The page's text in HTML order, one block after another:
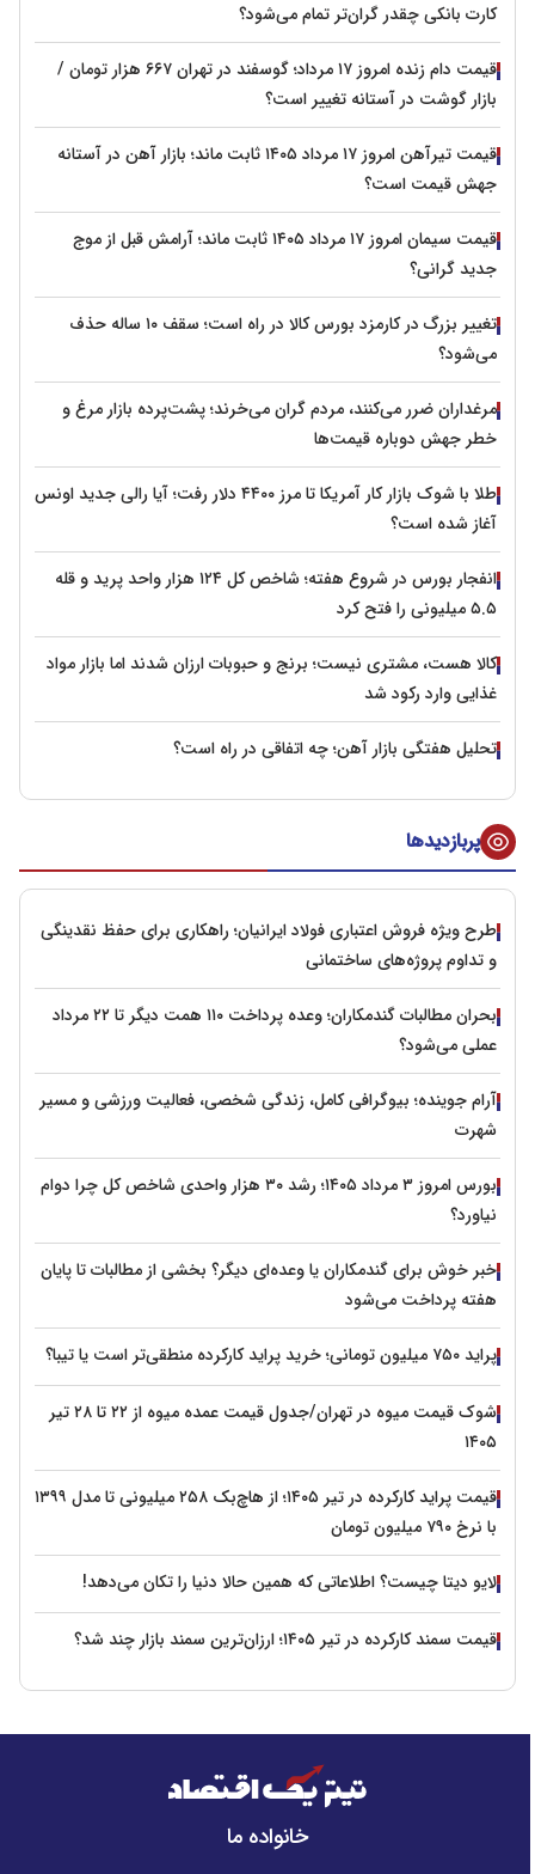
کارت بانکی چقدر گران‌تر تمام می‌شود؟
قیمت دام زنده امروز ۱۷ مرداد؛ گوسفند در تهران ۶۶۷ هزار تومان /
بازار گوشت در آستانه تغییر است؟
قیمت تیرآهن امروز ۱۷ مرداد ۱۴۰۵ ثابت ماند؛ بازار آهن در آستانه
جهش قیمت است؟
قیمت سیمان امروز ۱۷ مرداد ۱۴۰۵ ثابت ماند؛ آرامش قبل از موج
جدید گرانی؟
تغییر بزرگ در کارمزد بورس کالا در راه است؛ سقف ۱۰ ساله حذف
می‌شود؟
مرغداران ضرر می‌کنند، مردم گران می‌خرند؛ پشت‌پرده بازار مرغ و
خطر جهش دوباره قیمت‌ها
طلا با شوک بازار کار آمریکا تا مرز ۴۴۰۰ دلار رفت؛ آیا رالی جدید اونس
آغاز شده است؟
انفجار بورس در شروع هفته؛ شاخص کل ۱۲۴ هزار واحد پرید و قله
۵.۵ میلیونی را فتح کرد
کالا هست، مشتری نیست؛ برنج و حبوبات ارزان شدند اما بازار مواد
غذایی وارد رکود شد
تحلیل هفتگی بازار آهن؛ چه اتفاقی در راه است؟
پربازدیدها
طرح ویژه فروش اعتباری فولاد ایرانیان؛ راهکاری برای حفظ نقدینگی
و تداوم پروژه‌های ساختمانی
بحران مطالبات گندمکاران؛ وعده پرداخت ۱۱۰ همت دیگر تا ۲۲ مرداد
عملی می‌شود؟
آرام جوینده؛ بیوگرافی کامل، زندگی شخصی، فعالیت ورزشی و مسیر
شهرت
بورس امروز ۳ مرداد ۱۴۰۵؛ رشد ۳۰ هزار واحدی شاخص کل چرا دوام
نیاورد؟
خبر خوش برای گندمکاران یا وعده‌ای دیگر؟ بخشی از مطالبات تا پایان
هفته پرداخت می‌شود
پراید ۷۵۰ میلیون تومانی؛ خرید پراید کارکرده منطقی‌تر است یا تیبا؟
شوک قیمت میوه در تهران/جدول قیمت عمده میوه از ۲۲ تا ۲۸ تیر
۱۴۰۵
قیمت پراید کارکرده در تیر ۱۴۰۵؛ از هاچ‌بک ۲۵۸ میلیونی تا مدل ۱۳۹۹
با نرخ ۷۹۰ میلیون تومان
لایو دیتا چیست؟ اطلاعاتی که همین حالا دنیا را تکان می‌دهد!
قیمت سمند کارکرده در تیر ۱۴۰۵؛ ارزان‌ترین سمند بازار چند شد؟
خانواده ما